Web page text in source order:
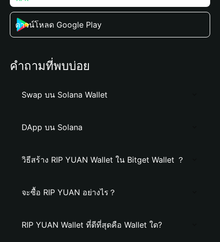
ดาวน์โหลด Google Play
คำถามที่พบบ่อย
Swap บน Solana Wallet
DApp บน Solana
วิธีสร้าง RIP YUAN Wallet ใน Bitget Wallet ？
จะซื้อ RIP YUAN อย่างไร？
RIP YUAN Wallet ที่ดีที่สุดคือ Wallet ใด?